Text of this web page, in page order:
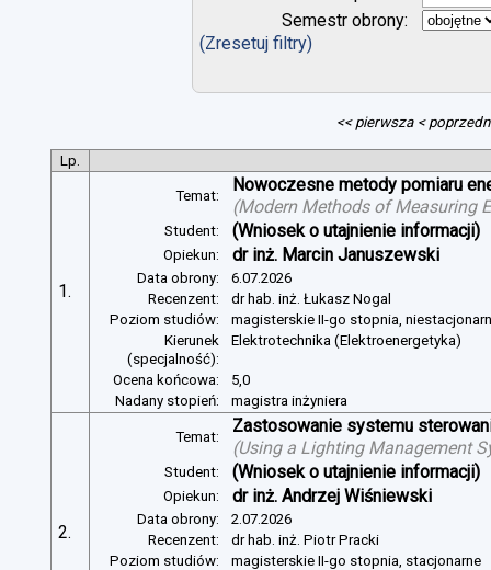
Semestr obrony:
(Zresetuj filtry)
<< pierwsza <
Lp.
1.
Temat:
Nowoczesne metody pomiaru
(Modern Methods of Measuring
Student: (Wniosek o utajnienie informacji)
Opiekun: dr inż. Marcin Januszewski
Data obrony:
6.07.2026
Recenzent:
dr hab. inż. Łukasz Nogal
Poziom studiów:
magisterskie II-go stopnia,
Kierunek
(specjalność):
Elektrotechnika (Elektroenergetyka)
Ocena końcowa:
5,0
Nadany stopień:
magistra inżyniera
2.
Temat:
Zastosowanie systemu
(Using a Lighting Management
Student: (Wniosek o utajnienie informacji)
Opiekun: dr inż. Andrzej Wiśniewski
Data obrony:
2.07.2026
Recenzent:
dr hab. inż. Piotr Pracki
Poziom studiów:
magisterskie II-go stopnia, stacjonarne